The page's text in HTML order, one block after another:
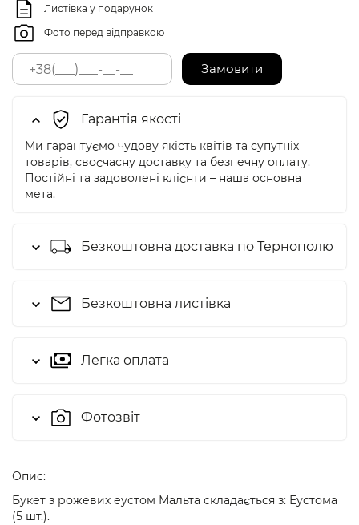
Листівка у подарунок
Фото перед відправкою
Замовити
Гарантія якості
Ми гарантуємо чудову якість квітів та супутніх
товарів, своєчасну доставку та безпечну оплату.
Постійні та задоволені клієнти – наша основна
мета.
Безкоштовна доставка по Тернополю
Безкоштовна листівка
Легка оплата
Фотозвіт
Опис:
Букет з рожевих еустом Мальта складається з: Еустома
(5 шт.).